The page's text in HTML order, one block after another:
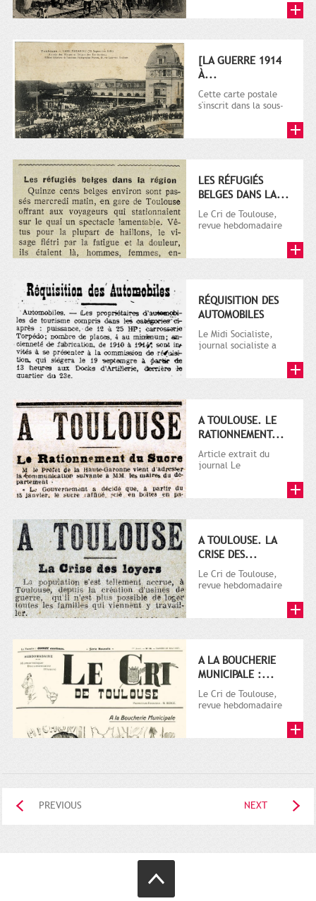
plusieurs milliers de...
[LA GUERRE 1914
À...
Cette carte postale
s'inscrit dans la sous-
plusieurs milliers de...
LES RÉFUGIÉS
BELGES DANS LA...
Le Cri de Toulouse,
revue hebdomadaire
puis...
RÉQUISITION DES
AUTOMOBILES
Le Midi Socialiste,
journal socialiste a
A TOULOUSE. LE
RATIONNEMENT...
Article extrait du
journal Le
A TOULOUSE. LA
CRISE DES...
Le Cri de Toulouse,
revue hebdomadaire
A LA BOUCHERIE
MUNICIPALE :...
Le Cri de Toulouse,
revue hebdomadaire
PREVIOUS NEXT